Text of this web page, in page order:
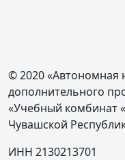
© 2020 «Автономная
дополнительного
«Учебный комбинат
Чувашской
ИНН 2130213701